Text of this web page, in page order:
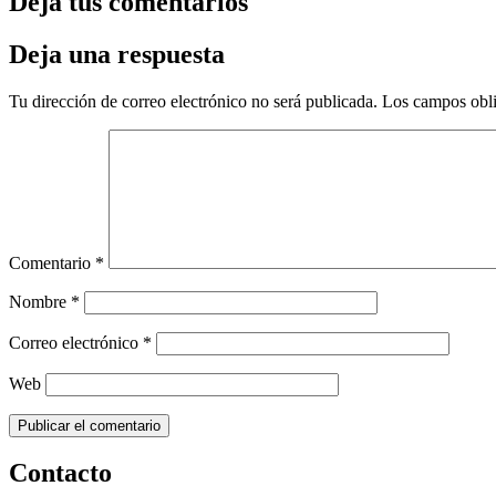
Deja una respuesta
Tu dirección de correo electrónico no será publicada. Los campos
Comentario *
Nombre *
Correo electrónico *
Web
Contacto